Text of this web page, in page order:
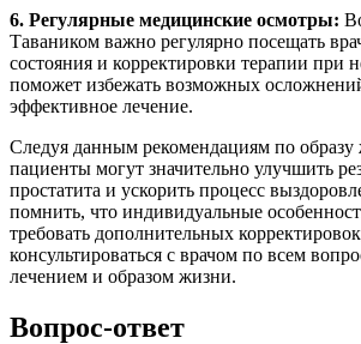
6. Регулярные медицинские осмотры:
Таваником важно регулярно посещать
состояния и корректировки терапии при
поможет избежать возможных
эффективное лечение.
Следуя данным рекомендациям по образу
пациенты могут значительно улучшить
простатита и ускорить процесс
помнить, что индивидуальные
требовать дополнительных
консультироваться с врачом по всем
лечением и образом жизни.
Вопрос-ответ